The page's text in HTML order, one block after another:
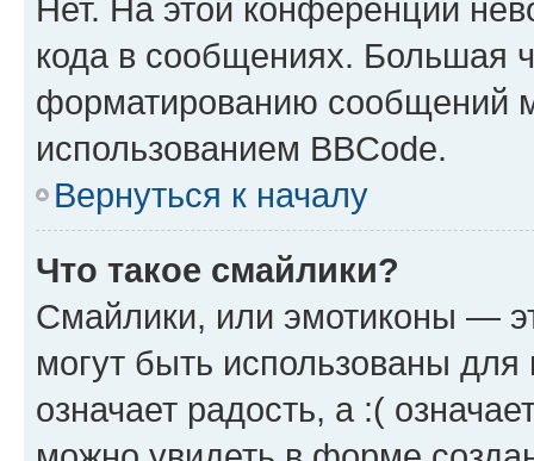
Нет. На этой конференции
кода в сообщениях. Большая
форматированию сообщений
использованием BBCode.
Вернуться к началу
Что такое смайлики?
Смайлики, или эмотиконы —
могут быть использованы
означает радость, а :(